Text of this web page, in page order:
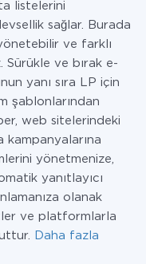
listelerini
sağlar. Burada
ve farklı
Sürükle ve bırak e-
yanı sıra LP için
şablonlarından
web sitelerindeki
yönetmenize,
yanıtlayıcı
olanak
ve platformlarla
Daha fazla